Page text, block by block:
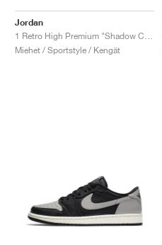
Jordan
Miehet / Sportstyle / Kengät